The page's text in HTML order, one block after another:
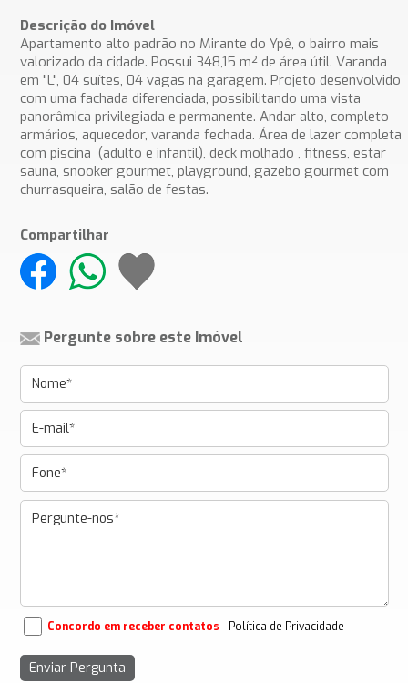
Descrição do Imóvel
Apartamento alto padrão no Mirante do Ypê, o bairro mais
valorizado da cidade. Possui 348,15 m² de área útil. Varanda
em "L", 04 suítes, 04 vagas na garagem. Projeto desenvolvido
com uma fachada diferenciada, possibilitando uma vista
panorâmica privilegiada e permanente. Andar alto, completo
armários, aquecedor, varanda fechada. Área de lazer completa
com piscina (adulto e infantil), deck molhado , fitness, estar
sauna, snooker gourmet, playground, gazebo gourmet com
churrasqueira, salão de festas.
Compartilhar
Pergunte sobre este Imóvel
Concordo em receber contatos - Política de Privacidade